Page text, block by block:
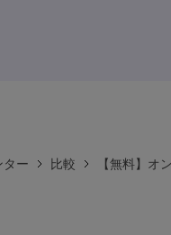
ター 比較 【無料】オ